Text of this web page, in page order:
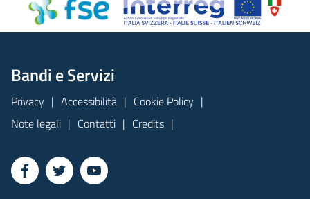
Bandi e Servizi
Privacy Accessibilità
Cookie Policy
Note legali
Contatti Credits